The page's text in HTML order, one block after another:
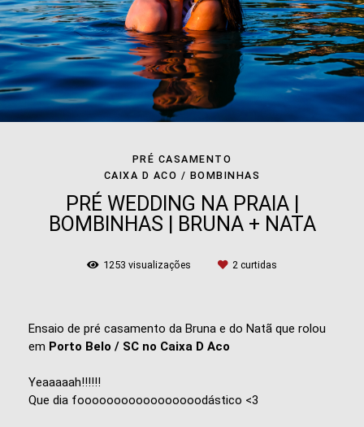
PRÉ CASAMENTO
CAIXA D ACO / BOMBINHAS
PRÉ WEDDING NA PRAIA |
BOMBINHAS | BRUNA + NATA
1253 visualizações 2 curtidas
Ensaio de pré casamento da Bruna e do Natã que rolou
em Porto Belo / SC no Caixa D Aco
Yeaaaaah!!!!!!
Que dia fooooooooooooooooodástico <3